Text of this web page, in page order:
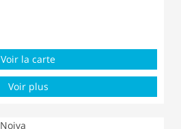
Voir la carte
Voir plus